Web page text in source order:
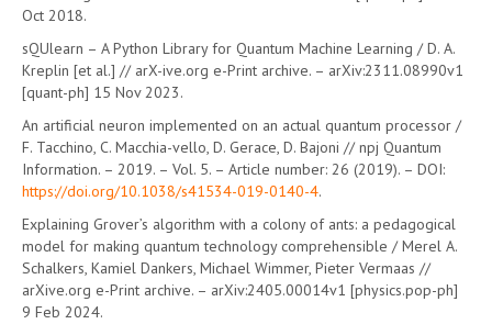
Oct 2018.
sQUlearn – A Python Library for Quantum Machine Learning / D. A.
Kreplin [et al.] // arX-ive.org e-Print archive. – arXiv:2311.08990v1
[quant-ph] 15 Nov 2023.
An artificial neuron implemented on an actual quantum processor /
F. Tacchino, C. Macchia-vello, D. Gerace, D. Bajoni // npj Quantum
Information. – 2019. – Vol. 5. – Article number: 26 (2019). – DOI:
https://doi.org/10.1038/s41534-019-0140-4.
Explaining Grover’s algorithm with a colony of ants: a pedagogical
model for making quantum technology comprehensible / Merel A.
Schalkers, Kamiel Dankers, Michael Wimmer, Pieter Vermaas //
arXive.org e-Print archive. – arXiv:2405.00014v1 [physics.pop-ph]
9 Feb 2024.